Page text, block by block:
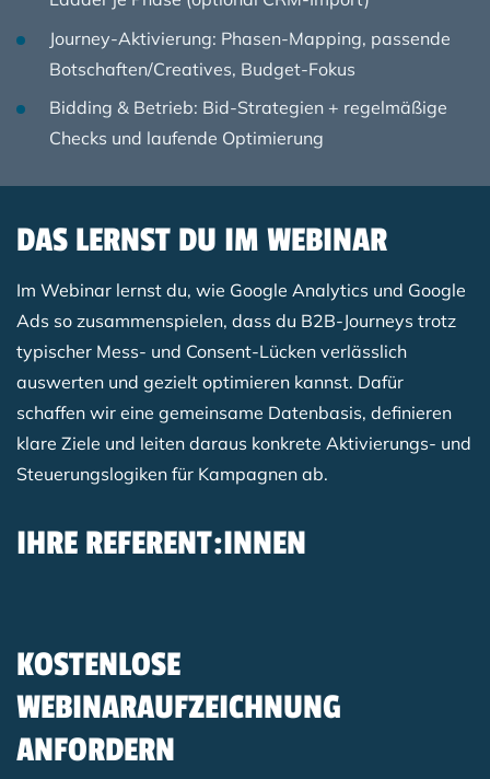
Journey-Aktivierung: Phasen-Mapping, passende
Botschaften/Creatives, Budget-Fokus
Bidding & Betrieb: Bid-Strategien + regelmäßige
Checks und laufende Optimierung
DAS LERNST DU IM WEBINAR
Im Webinar lernst du, wie Google Analytics und Google
Ads so zusammenspielen, dass du B2B-Journeys trotz
typischer Mess- und Consent-Lücken verlässlich
auswerten und gezielt optimieren kannst. Dafür
schaffen wir eine gemeinsame Datenbasis, definieren
klare Ziele und leiten daraus konkrete Aktivierungs- und
Steuerungslogiken für Kampagnen ab.
IHRE REFERENT:INNEN
KOSTENLOSE
WEBINARAUFZEICHNUNG
ANFORDERN